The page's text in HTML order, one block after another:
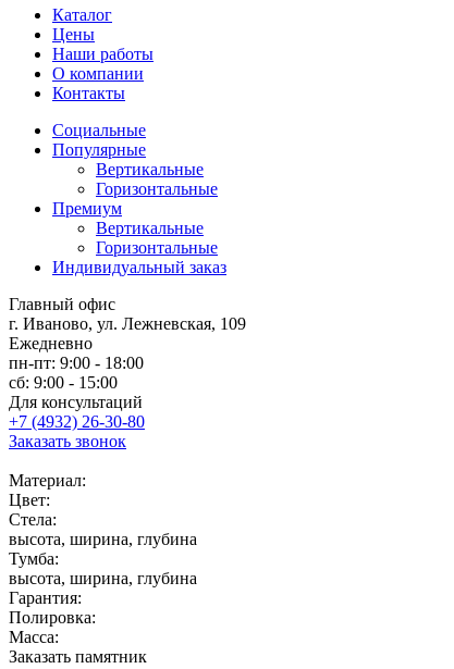
Каталог
Цены
Наши работы
О компании
Контакты
Социальные
Популярные
Вертикальные
Горизонтальные
Премиум
Вертикальные
Горизонтальные
Индивидуальный заказ
Главный офис
г. Иваново, ул. Лежневская, 109
Ежедневно
пн-пт: 9:00 - 18:00
сб: 9:00 - 15:00
Для консультаций
+7 (4932) 26-30-80
Заказать звонок
Материал:
Цвет:
Стела:
высота, ширина, глубина
Тумба:
высота, ширина, глубина
Гарантия:
Полировка:
Масса:
Заказать памятник